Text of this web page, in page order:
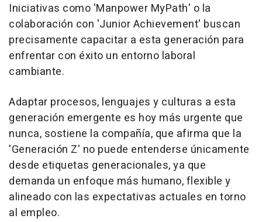
Iniciativas como 'Manpower MyPath' o la
colaboración con 'Junior Achievement' buscan
precisamente capacitar a esta generación para
enfrentar con éxito un entorno laboral
cambiante.
Adaptar procesos, lenguajes y culturas a esta
generación emergente es hoy más urgente que
nunca, sostiene la compañía, que afirma que la
'Generación Z' no puede entenderse únicamente
desde etiquetas generacionales, ya que
demanda un enfoque más humano, flexible y
alineado con las expectativas actuales en torno
al empleo.